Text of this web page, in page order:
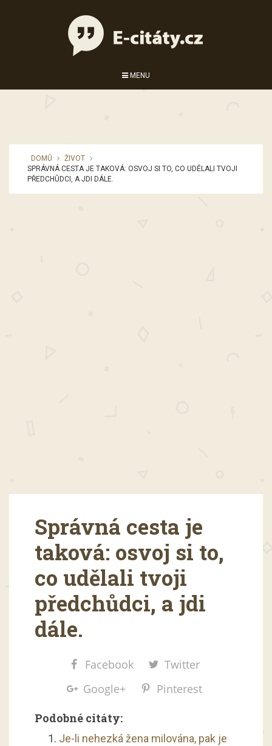
MENU
DOMŮ
ŽIVOT
SPRÁVNÁ CESTA JE TAKOVÁ: OSVOJ SI TO, CO UDĚLALI TVOJI
PŘEDCHŮDCI, A JDI DÁLE.
Správná cesta je
taková: osvoj si to,
co udělali tvoji
předchůdci, a jdi
dále.
Facebook
Twitter
Google+
Pinterest
Podobné citáty:
Je-li nehezká žena milována, pak je